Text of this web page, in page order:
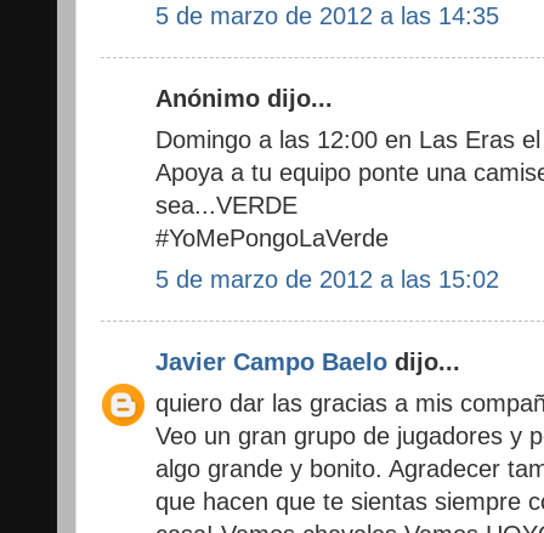
5 de marzo de 2012 a las 14:35
Anónimo dijo...
Domingo a las 12:00 en Las Eras
Apoya a tu equipo ponte una
sea...VERDE
#YoMePongoLaVerde
5 de marzo de 2012 a las 15:02
Javier Campo Baelo dijo...
quiero dar las gracias a mis
Veo un gran grupo de jugadores y
algo grande y bonito. Agradecer
que hacen que te sientas siempre